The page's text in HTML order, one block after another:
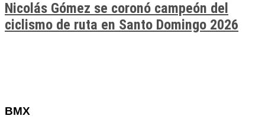
Nicolás Gómez se coronó campeón del
ciclismo de ruta en Santo Domingo 2026
BMX